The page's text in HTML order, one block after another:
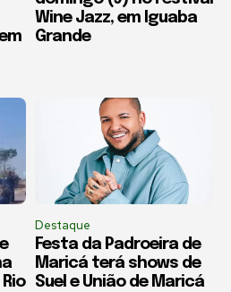
Wine Jazz, em Iguaba
Grande
Destaque
Festa da Padroeira de
Maricá terá shows de
Suel e União de Maricá